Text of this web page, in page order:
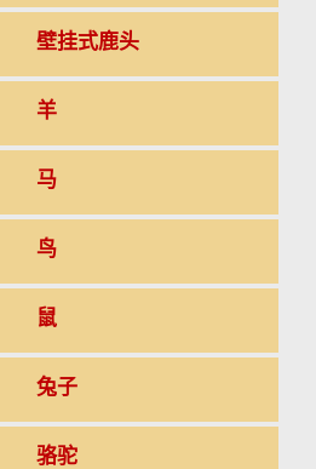
壁挂式鹿头
羊
马
鸟
鼠
兔子
骆驼